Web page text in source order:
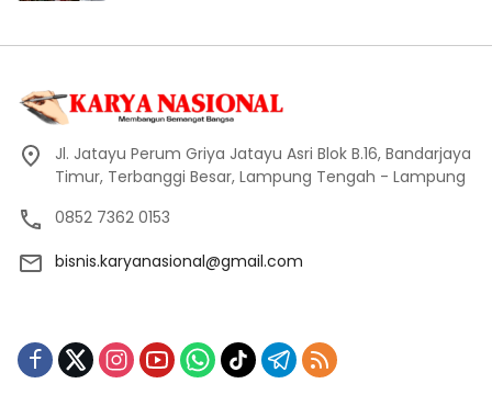
Jl. Jatayu Perum Griya Jatayu Asri Blok B.16, Bandarjaya
Timur, Terbanggi Besar, Lampung Tengah - Lampung
0852 7362 0153
bisnis.karyanasional@gmail.com